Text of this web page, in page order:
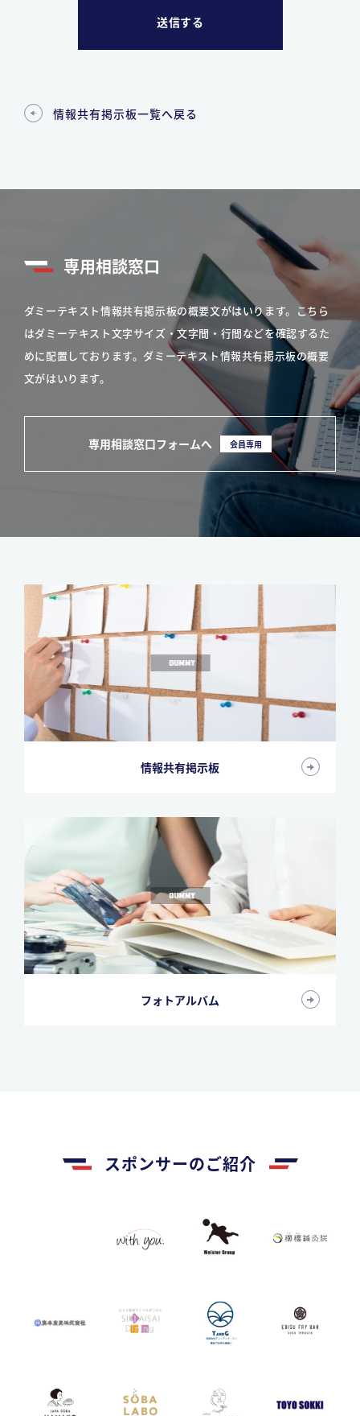
情報共有掲示板一覧へ戻る
専用相談窓口
ダミーテキスト情報共有掲示板の概要文がはいります。こちら
はダミーテキスト文字サイズ・文字間・行間などを確認するた
めに配置しております。ダミーテキスト情報共有掲示板の概要
文がはいります。
専用相談窓口フォームへ 会員専用
情報共有掲示板
フォトアルバム
スポンサーのご紹介